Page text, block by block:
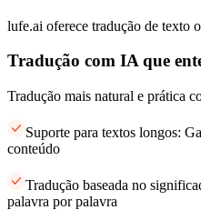
lufe.ai oferece tradução de texto
Tradução com IA que
Tradução mais natural e prática
Suporte para textos longos:
conteúdo
Tradução baseada no
palavra por palavra